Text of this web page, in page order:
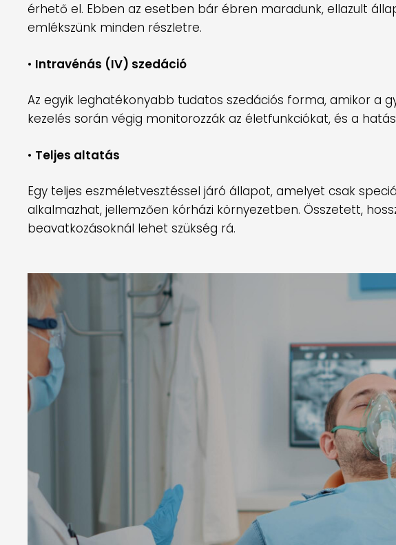
érhető el. Ebben az esetben bár ébren maradunk, ellazult
emlékszünk minden részletre.
• Intravénás (IV) szedáció
Az egyik leghatékonyabb tudatos szedációs forma, amikor a
kezelés során végig monitorozzák az életfunkciókat, és a
• Teljes altatás
Egy teljes eszméletvesztéssel járó állapot, amelyet csak
alkalmazhat, jellemzően kórházi környezetben. Összetett,
beavatkozásoknál lehet szükség rá.